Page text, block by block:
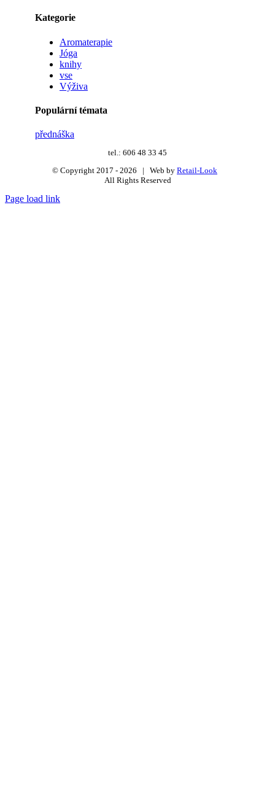
Kategorie
Aromaterapie
Jóga
knihy
vse
Výživa
Populární témata
přednáška
tel.: 606 48 33 45
© Copyright 2017 - 2026 | Web by Retail-Look
All Rights Reserved
Page load link